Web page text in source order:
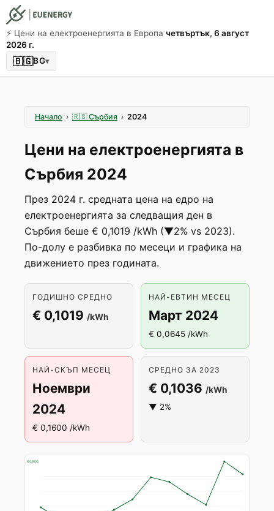
⚡️ Цени на електроенергията в Европа четвъртък, 6 август
2026 г.
🇧🇬BG▾
Начало › 🇷🇸 Сърбия › 2024
Цени на електроенергията в
Сърбия 2024
През 2024 г. средната цена на едро на
електроенергията за следващия ден в
Сърбия беше € 0,1019 /kWh (▼2% vs 2023).
По-долу е разбивка по месеци и графика на
движението през годината.
ГОДИШНО СРЕДНО
€ 0,1019 /kWh
НАЙ-ЕВТИН МЕСЕЦ
Март 2024
€ 0,0645 /kWh
НАЙ-СКЪП МЕСЕЦ
Ноември
2024
€ 0,1600 /kWh
СРЕДНО ЗА 2023
€ 0,1036 /kWh
▼ 2%
€ 0,1600